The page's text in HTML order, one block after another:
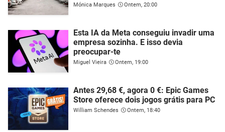
Mónica Marques Ontem, 20:00
Esta IA da Meta conseguiu invadir uma
empresa sozinha. E isso devia
preocupar-te
Miguel Vieira Ontem, 19:00
Antes 29,68 €, agora 0 €: Epic Games
Store oferece dois jogos grátis para PC
William Schendes Ontem, 18:40